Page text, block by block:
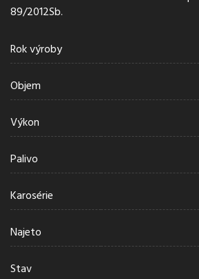
89/2012Sb.
Rok výroby
Objem
Výkon
Palivo
Karosérie
Najeto
Stav